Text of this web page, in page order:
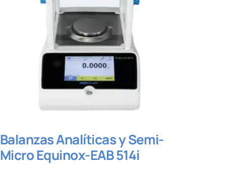
Balanzas Analíticas y Semi-
Micro Equinox-EAB 514i